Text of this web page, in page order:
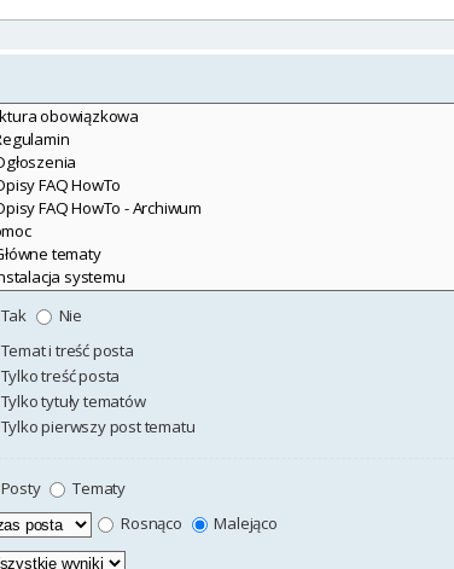
Tak
Nie
Temat i treść posta
Tylko treść posta
Tylko tytuły tematów
Tylko pierwszy post tematu
Posty
Tematy
Rosnąco
Malejąco